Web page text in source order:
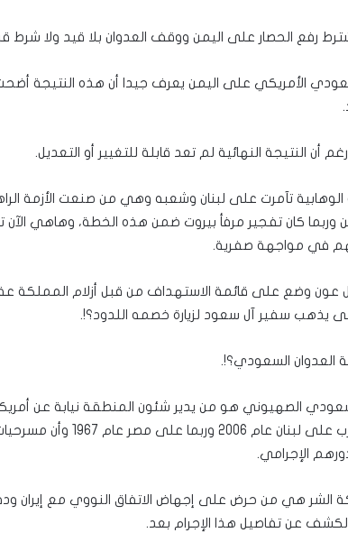
رفع الحصار على اليمن ووقف العدوان بلا قيد ولا شرط
الأمريكي على اليمن يعرف جيدا أن هذه النتيجة
أن النتيجة النهائية لم تعد قابلة للتغيير أو التعديل.
الوهابية تآمرت على لبنان وشعبه وهي من صنعت الأزمة
وربما كان تفجير مرفأ بيروت ضمن هذه الخطة، وهاهي
في مواجهة صفرية.
عون وضع على قائمة الاستهداف من قبل أزلام المملكة
يذهب سفير آل سعود لزيارة خصمه اللدود؟!.
العدوان السعودي؟!.
الصهيوني هو من يدير شئون المنطقة نيابة عن
الوهابي دفعت تكاليف الحرب على
الإجرامي.
الشر هي من حرض على إجهاض الاتفاق النووي مع إيران
عن تفاصيل هذا الإجرام بعد.